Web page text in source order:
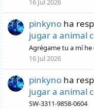
16 Jul 2026
pinkyno ha
jugar a animal
Agrégame tu a mí
16 Jul 2026
pinkyno ha
jugar a animal
SW-3311-9858-0604